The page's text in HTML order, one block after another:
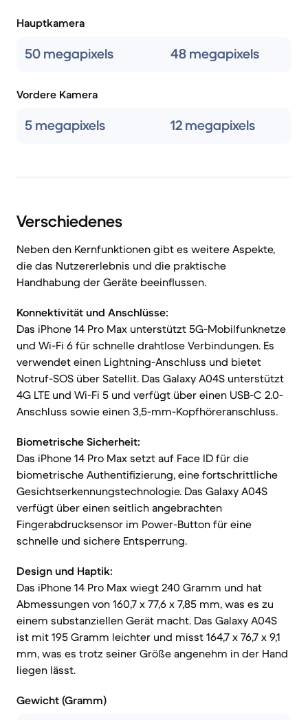
Hauptkamera
50 megapixels 48 megapixels
Vordere Kamera
5 megapixels 12 megapixels
Verschiedenes
Neben den Kernfunktionen gibt es weitere Aspekte,
die das Nutzererlebnis und die praktische
Handhabung der Geräte beeinflussen.
Konnektivität und Anschlüsse:
Das iPhone 14 Pro Max unterstützt 5G-Mobilfunknetze
und Wi-Fi 6 für schnelle drahtlose Verbindungen. Es
verwendet einen Lightning-Anschluss und bietet
Notruf-SOS über Satellit. Das Galaxy A04S unterstützt
4G LTE und Wi-Fi 5 und verfügt über einen USB-C 2.0-
Anschluss sowie einen 3,5-mm-Kopfhöreranschluss.
Biometrische Sicherheit:
Das iPhone 14 Pro Max setzt auf Face ID für die
biometrische Authentifizierung, eine fortschrittliche
Gesichtserkennungstechnologie. Das Galaxy A04S
verfügt über einen seitlich angebrachten
Fingerabdrucksensor im Power-Button für eine
schnelle und sichere Entsperrung.
Design und Haptik:
Das iPhone 14 Pro Max wiegt 240 Gramm und hat
Abmessungen von 160,7 x 77,6 x 7,85 mm, was es zu
einem substanziellen Gerät macht. Das Galaxy A04S
ist mit 195 Gramm leichter und misst 164,7 x 76,7 x 9,1
mm, was es trotz seiner Größe angenehm in der Hand
liegen lässt.
Gewicht (Gramm)